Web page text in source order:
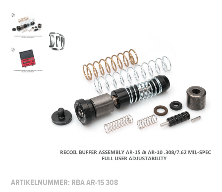
ARTIKELNUMMER: RBA AR-15 308